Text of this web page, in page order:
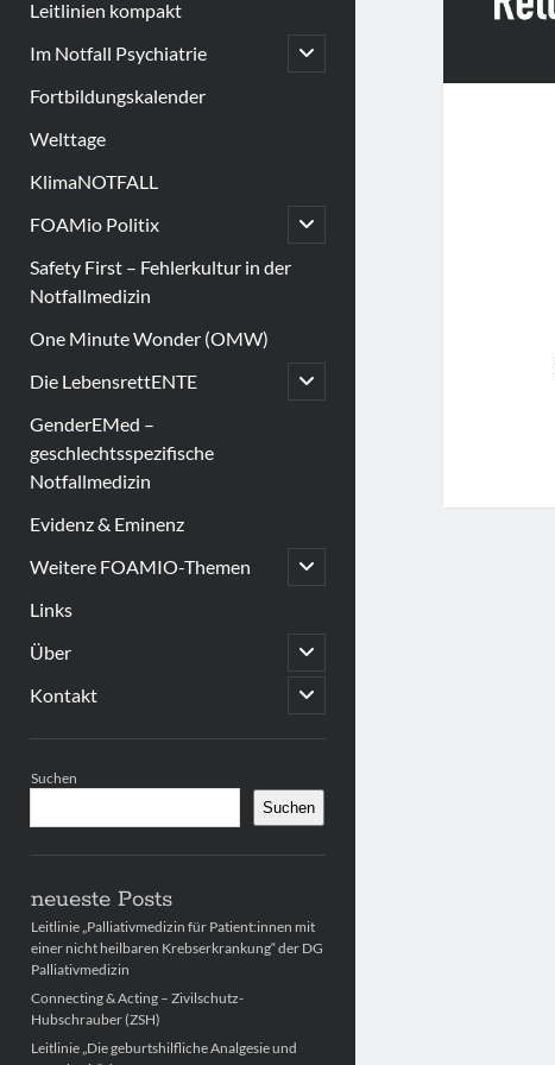
Leitlinien kompakt
Im Notfall Psychiatrie
open
child
Fortbildungskalender
Welttage
KlimaNOTFALL
FOAMio Politix
open
child
Safety First – Fehlerkultur in der
Notfallmedizin
One Minute Wonder (OMW)
Die LebensrettENTE
open
child
GenderEMed –
geschlechtsspezifische
Notfallmedizin
Evidenz & Eminenz
Weitere FOAMIO-Themen
open
child
Links
Über
open
child
menu
Kontakt
open
child
Suchen
Suchen
neueste Posts
Leitlinie „Palliativmedizin für Patient:innen mit
einer nicht heilbaren Krebserkrankung“ der DG
Palliativmedizin
Connecting & Acting – Zivilschutz-
Hubschrauber (ZSH)
Leitlinie „Die geburtshilfliche Analgesie und